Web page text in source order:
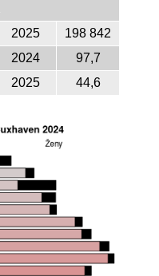
2025
198 842
2024
97,7
2025 44,6